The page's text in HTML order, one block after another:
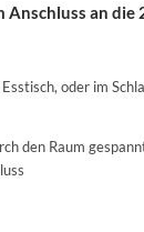
Anschluss an die
oder im
den Raum